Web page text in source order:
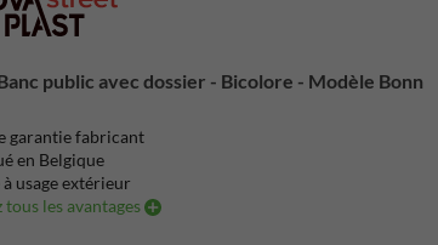
public avec dossier - Bicolore - Modèle Bonn
garantie fabricant
en Belgique
usage extérieur
tous les avantages